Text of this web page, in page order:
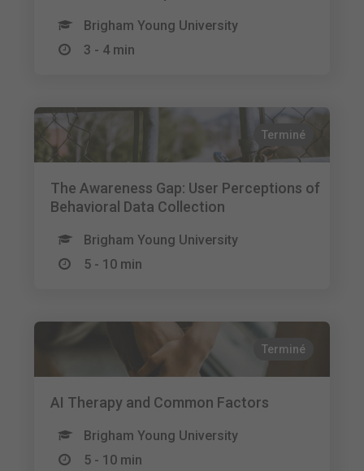
Brigham Young University
3 - 4 min
Terminé
The Awareness Gap: User Perceptions of
Behavioral Data Collection
Brigham Young University
5 - 10 min
Terminé
AI Therapy and Common Factors
Brigham Young University
5 - 10 min